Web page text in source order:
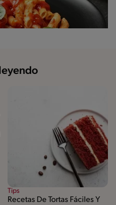
Tips
Recetas De Tortas Fáciles Y